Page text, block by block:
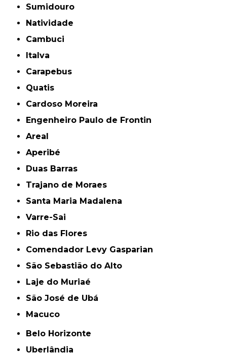
Sumidouro
Natividade
Cambuci
Italva
Carapebus
Quatis
Cardoso Moreira
Engenheiro Paulo de Frontin
Areal
Aperibé
Duas Barras
Trajano de Moraes
Santa Maria Madalena
Varre-Sai
Rio das Flores
Comendador Levy Gasparian
São Sebastião do Alto
Laje do Muriaé
São José de Ubá
Macuco
Belo Horizonte
Uberlândia